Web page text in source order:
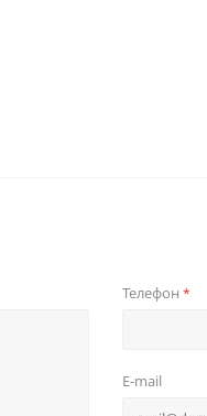
Телефон *
E-mail